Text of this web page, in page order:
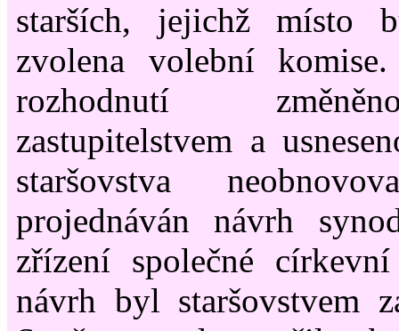
starších, jejichž místo
zvolena volební
rozhodnutí
zastupitelstvem a
staršovstva
projednáván návrh
zřízení společné
návrh byl staršovstvem